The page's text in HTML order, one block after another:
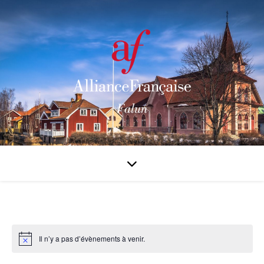
Il n’y a pas d’évènements à venir.